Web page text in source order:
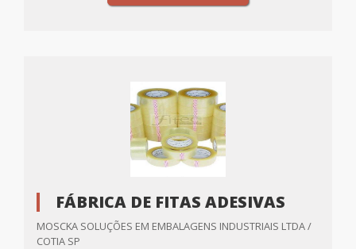
FÁBRICA DE FITAS ADESIVAS
MOSCKA SOLUÇÕES EM EMBALAGENS INDUSTRIAIS LTDA /
COTIA SP